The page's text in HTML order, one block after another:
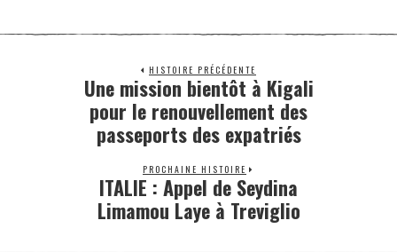
HISTOIRE PRÉCÉDENTE
Une mission bientôt à Kigali
pour le renouvellement des
passeports des expatriés
PROCHAINE HISTOIRE
ITALIE : Appel de Seydina
Limamou Laye à Treviglio